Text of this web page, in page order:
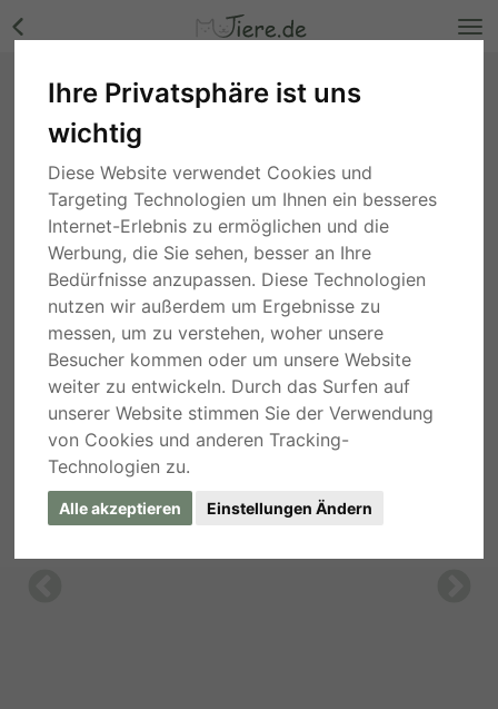
Ihre Privatsphäre ist uns
wichtig
Diese Website verwendet Cookies und
Targeting Technologien um Ihnen ein besseres
Internet-Erlebnis zu ermöglichen und die
Werbung, die Sie sehen, besser an Ihre
Bedürfnisse anzupassen. Diese Technologien
nutzen wir außerdem um Ergebnisse zu
messen, um zu verstehen, woher unsere
Besucher kommen oder um unsere Website
weiter zu entwickeln. Durch das Surfen auf
unserer Website stimmen Sie der Verwendung
von Cookies und anderen Tracking-
Technologien zu.
Alle akzeptieren Einstellungen Ändern
Nerino, Ciobanesc Romanesc Carpatin-Mix -
Rüde Bilder